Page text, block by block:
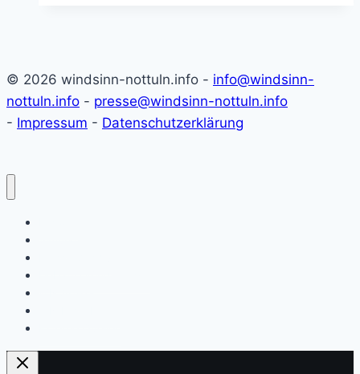
© 2026 windsinn-nottuln.info - info@windsinn-
nottuln.info - presse@windsinn-nottuln.info
- Impressum - Datenschutzerklärung